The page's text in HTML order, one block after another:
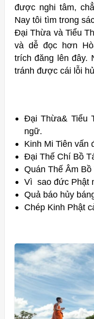
được nghi tâm,
Nay tôi tìm trong
Đại Thừa và Tiểu
và dễ đọc hơn
trích đăng lên đây.
tránh được cái lỗi
Đại Thừa& Tiểu
ngữ.
Kinh Mi Tiên vấn
Đại Thế Chí Bồ
Quán Thế Âm
Vì sao đức Phật
Quả báo hủy
Chép Kinh Phật